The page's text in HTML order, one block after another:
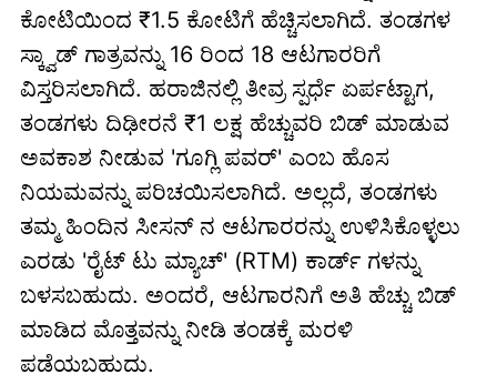
ಕೋಟಿಯಿಂದ ₹1.5 ಕೋಟಿಗೆ ಹೆಚ್ಚಿಸಲಾಗಿದೆ. ತಂಡಗಳ
ಸ್ಕ್ವಾಡ್ ಗಾತ್ರವನ್ನು 16 ರಿಂದ 18 ಆಟಗಾರರಿಗೆ
ವಿಸ್ತರಿಸಲಾಗಿದೆ. ಹರಾಜಿನಲ್ಲಿ ತೀವ್ರ ಸ್ಪರ್ಧೆ ಏರ್ಪಟ್ಟಾಗ,
ತಂಡಗಳು ದಿಢೀರನೆ ₹1 ಲಕ್ಷ ಹೆಚ್ಚುವರಿ ಬಿಡ್ ಮಾಡುವ
ಅವಕಾಶ ನೀಡುವ 'ಗೂಗ್ಲಿ ಪವರ್' ಎಂಬ ಹೊಸ
ನಿಯಮವನ್ನು ಪರಿಚಯಿಸಲಾಗಿದೆ. ಅಲ್ಲದೆ, ತಂಡಗಳು
ತಮ್ಮ ಹಿಂದಿನ ಸೀಸನ್ ನ ಆಟಗಾರರನ್ನು ಉಳಿಸಿಕೊಳ್ಳಲು
ಎರಡು 'ರೈಟ್ ಟು ಮ್ಯಾಚ್' (RTM) ಕಾರ್ಡ್ ಗಳನ್ನು
ಬಳಸಬಹುದು. ಅಂದರೆ, ಆಟಗಾರನಿಗೆ ಅತಿ ಹೆಚ್ಚು ಬಿಡ್
ಮಾಡಿದ ಮೊತ್ತವನ್ನು ನೀಡಿ ತಂಡಕ್ಕೆ ಮರಳಿ
ಪಡೆಯಬಹುದು.